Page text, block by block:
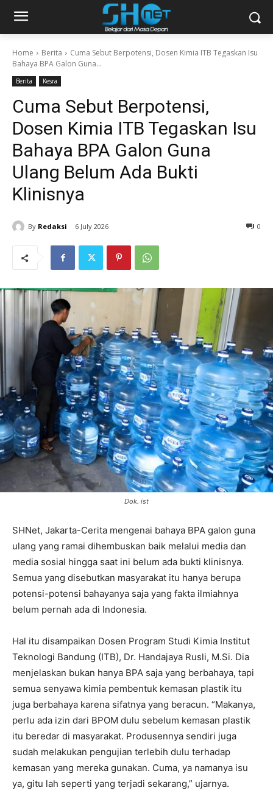
Home Berita
Cuma Sebut Berpotensi, Dosen Kimia ITB Tegaskan Isu
Bahaya BPA Galon Guna...
Berita Kesra
Cuma Sebut Berpotensi,
Dosen Kimia ITB Tegaskan Isu
Bahaya BPA Galon Guna
Ulang Belum Ada Bukti
Klinisnya
By Redaksi 6 July 2026 0
Dok. ist
SHNet, Jakarta-Cerita mengenai bahaya BPA galon guna
ulang yang ramai dihembuskan baik melalui media dan
media sosial hingga saat ini belum ada bukti klinisnya.
Semua yang disebutkan masyarakat itu hanya berupa
potensi-potensi bahayanya saja yang fakta ilmiahnya
belum pernah ada di Indonesia.
Hal itu disampaikan Dosen Program Studi Kimia Institut
Teknologi Bandung (ITB), Dr. Handajaya Rusli, M.Si. Dia
menjelaskan bukan hanya BPA saja yang berbahaya, tapi
semua senyawa kimia pembentuk kemasan plastik itu
juga berbahaya karena sifatnya yang beracun. “Makanya,
perlu ada izin dari BPOM dulu sebelum kemasan plastik
itu beredar di masyarakat. Produsennya sendiri juga
sudah melakukan pengujian terlebih dulu terhadap
kemasan yang mereka gunakan. Cuma, ya namanya isu
ya, gitu lah seperti yang terjadi sekarang,” ujarnya.